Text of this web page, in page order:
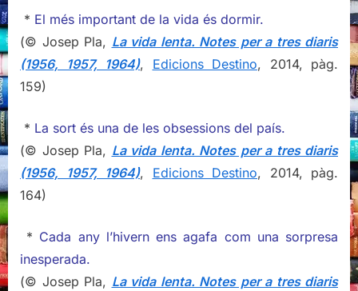
* El més important de la vida és dormir.
(© Josep Pla, La vida lenta. Notes per a tres diaris
(1956, 1957, 1964), Edicions Destino, 2014, pàg.
159)
* La sort és una de les obsessions del país.
(© Josep Pla, La vida lenta. Notes per a tres diaris
(1956, 1957, 1964), Edicions Destino, 2014, pàg.
164)
* Cada any l’hivern ens agafa com una sorpresa
inesperada.
(© Josep Pla, La vida lenta. Notes per a tres diaris